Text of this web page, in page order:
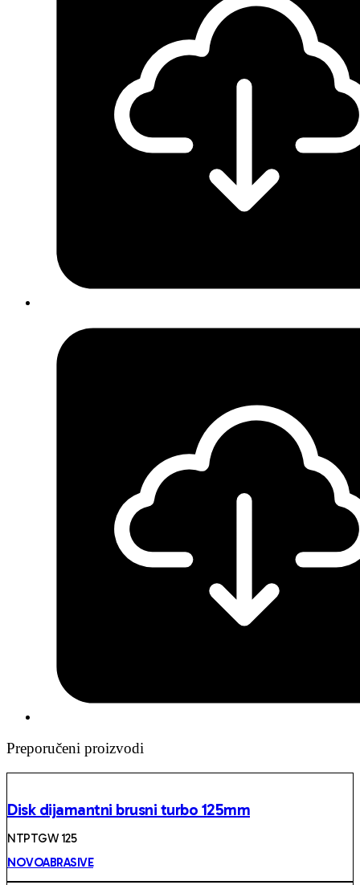
Preporučeni proizvodi
Disk dijamantni brusni turbo 125mm
NTPTGW 125
NOVOABRASIVE